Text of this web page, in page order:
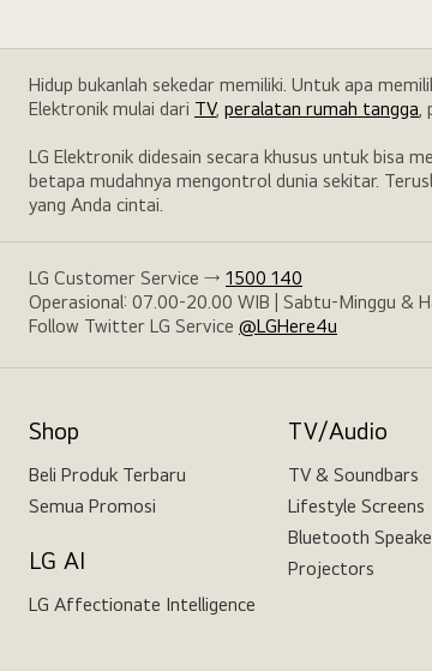
Hidup bukanlah sekedar memiliki. Untuk apa
Elektronik mulai dari TV, peralatan rumah tangga,
LG Elektronik didesain secara khusus untuk bisa
betapa mudahnya mengontrol dunia sekitar.
yang Anda cintai.
LG Customer Service → 1500 140
Operasional: 07.00-20.00 WIB | Sabtu-Minggu &
Follow Twitter LG Service @LGHere4u
Shop
Beli Produk Terbaru
Semua Promosi
LG AI
LG Affectionate Intelligence
TV/Audio
TV & Soundbars
Lifestyle Screens
Bluetooth
Projectors